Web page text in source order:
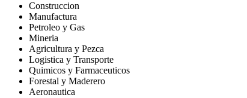
Construccion
Manufactura
Petroleo y Gas
Mineria
Agricultura y Pezca
Logistica y Transporte
Quimicos y Farmaceuticos
Forestal y Maderero
Aeronautica